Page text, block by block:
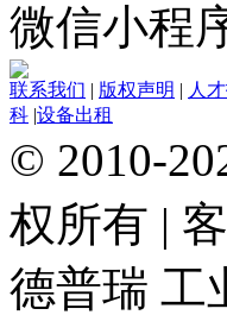
微信小程
联系我们 | 版权声明 | 人
科 |设备出租
© 2010-
权所有 |
德普瑞 工